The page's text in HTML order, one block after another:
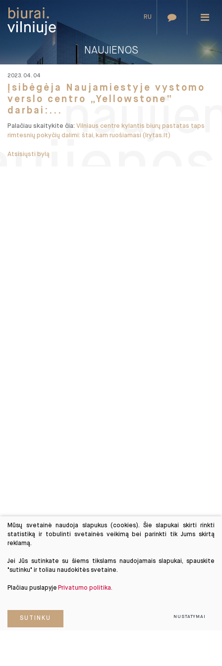
RU
NAUJIENOS
2023. 04. 04
Įsibėgėja Naujamiestyje vystomo
verslo centro „Yellowstone“
darbai:...
Palačiau skaitykite čia: Vilniaus centre kylantis biurų pastatas taps
rimtesnių pokyčių dalimi: štai, kam ruošiamasi (lrytas.lt)
Atsisiųsti bylą
Mūsų svetainė naudoja slapukus (cookies). Šie slapukai skirti rinkti
statistiką ir tobulinti svetainės veikimą bei parinkti tik Jums skirtą
reklamą.
Jei Jūs sutinkate su šiems tikslams naudojamais slapukai, spauskite
"sutinku" ir toliau naudokitės svetaine.
Plačiau puslapyje Privatumo politika.
SUTINKU NUSTATYMAI